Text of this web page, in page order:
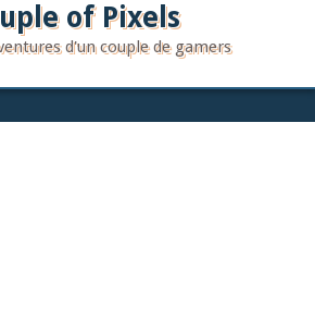
of Pixels
d'un couple de gamers